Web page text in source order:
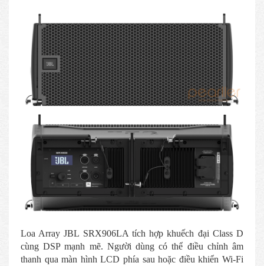
Loa Array JBL SRX906LA tích hợp khuếch đại Class D
cùng DSP mạnh mẽ. Người dùng có thể điều chỉnh âm
thanh qua màn hình LCD phía sau hoặc điều khiển Wi-Fi